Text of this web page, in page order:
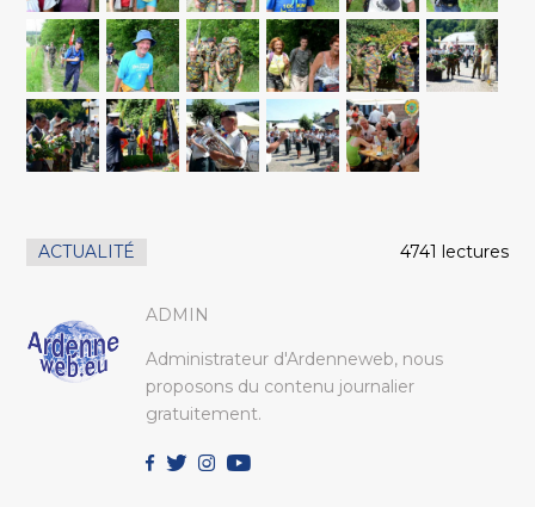
ACTUALITÉ 4741 lectures
ADMIN
Administrateur d'Ardenneweb, nous
proposons du contenu journalier
gratuitement.